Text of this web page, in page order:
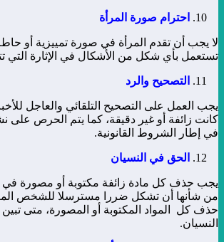
احترام صورة المرأة
لا يجب أن تقدم المرأة في صورة تمييزية أو
تستعمل بأي شكل من الأشكال في الإثارة التي
التصحيح والرد
يجب العمل على التصحيح التلقائي والعاجل
كانت زائفة أو غير دقيقة، كما يتم الحرص على
في إطار الشروط القانونية.
الحق في النسيان
يجب حذف كل مادة زائفة مكتوبة أو مصورة في
من شأنها أن تشكل ضررا مسترسلا للشخص
حذف كل المواد المكتوبة أو المصورة، متى
النسيان.